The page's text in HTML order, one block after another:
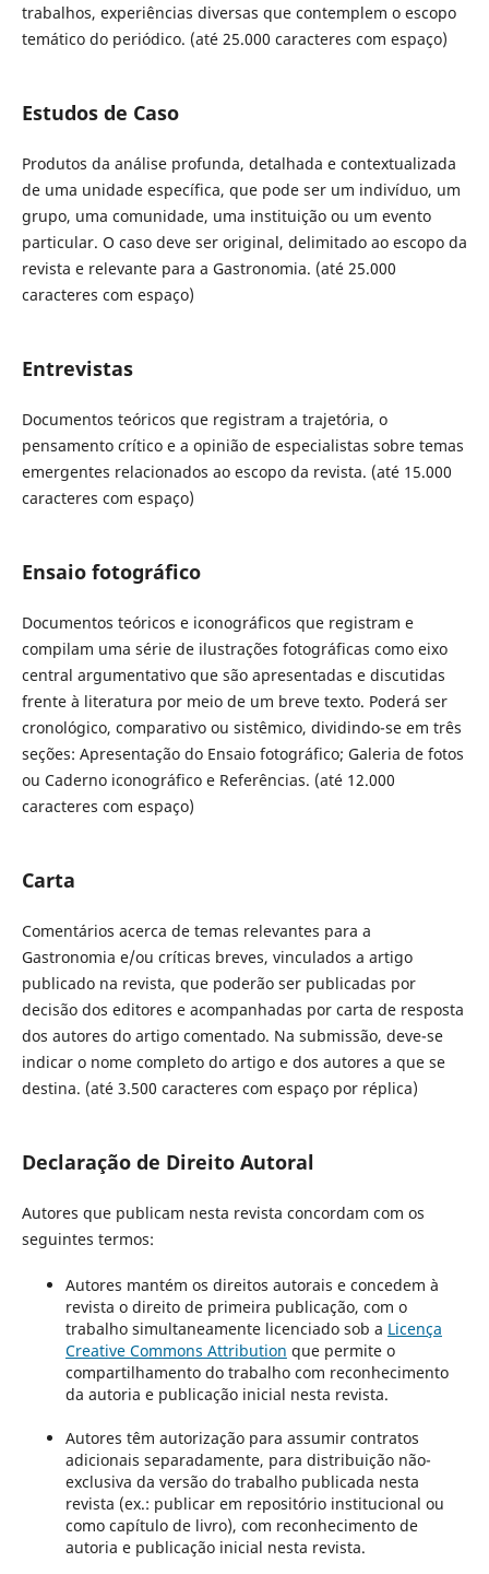
trabalhos, experiências diversas que contemplem o escopo
temático do periódico. (até 25.000 caracteres com espaço)
Estudos de Caso
Produtos da análise profunda, detalhada e contextualizada
de uma unidade específica, que pode ser um indivíduo, um
grupo, uma comunidade, uma instituição ou um evento
particular. O caso deve ser original, delimitado ao escopo da
revista e relevante para a Gastronomia. (até 25.000
caracteres com espaço)
Entrevistas
Documentos teóricos que registram a trajetória, o
pensamento crítico e a opinião de especialistas sobre temas
emergentes relacionados ao escopo da revista. (até 15.000
caracteres com espaço)
Ensaio fotográfico
Documentos teóricos e iconográficos que registram e
compilam uma série de ilustrações fotográficas como eixo
central argumentativo que são apresentadas e discutidas
frente à literatura por meio de um breve texto. Poderá ser
cronológico, comparativo ou sistêmico, dividindo-se em três
seções: Apresentação do Ensaio fotográfico; Galeria de fotos
ou Caderno iconográfico e Referências. (até 12.000
caracteres com espaço)
Carta
Comentários acerca de temas relevantes para a
Gastronomia e/ou críticas breves, vinculados a artigo
publicado na revista, que poderão ser publicadas por
decisão dos editores e acompanhadas por carta de resposta
dos autores do artigo comentado. Na submissão, deve-se
indicar o nome completo do artigo e dos autores a que se
destina. (até 3.500 caracteres com espaço por réplica)
Declaração de Direito Autoral
Autores que publicam nesta revista concordam com os
seguintes termos:
Autores mantém os direitos autorais e concedem à
revista o direito de primeira publicação, com o
trabalho simultaneamente licenciado sob a Licença
Creative Commons Attribution que permite o
compartilhamento do trabalho com reconhecimento
da autoria e publicação inicial nesta revista.
Autores têm autorização para assumir contratos
adicionais separadamente, para distribuição não-
exclusiva da versão do trabalho publicada nesta
revista (ex.: publicar em repositório institucional ou
como capítulo de livro), com reconhecimento de
autoria e publicação inicial nesta revista.